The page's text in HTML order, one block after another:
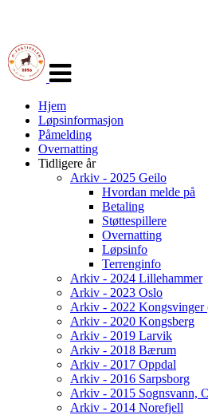
navigasjon
Hjem
Løpsinformasjon
Påmelding
Overnatting
Tidligere år
Arkiv - 2025 Geilo
Hvordan melde på
Betaling
Støttespillere
Overnatting
Løpsinfo
Terrenginfo
Arkiv - 2024 Lillehammer
Arkiv - 2023 Oslo
Arkiv - 2022 Kongsvinger
Arkiv - 2020 Kongsberg
Arkiv - 2019 Larvik
Arkiv - 2018 Bærum
Arkiv - 2017 Oppdal
Arkiv - 2016 Sarpsborg
Arkiv - 2015 Sognsvann,
Arkiv - 2014 Norefjell